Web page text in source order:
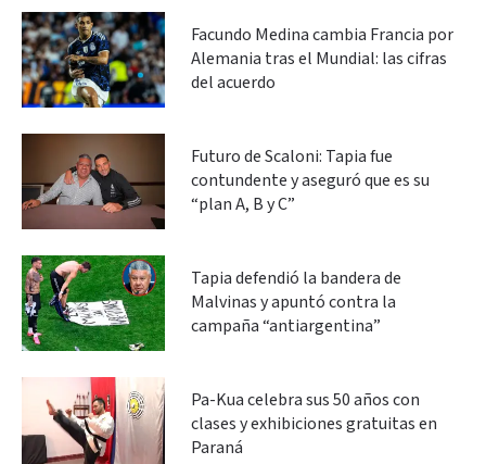
Facundo Medina cambia Francia por
Alemania tras el Mundial: las cifras
del acuerdo
Futuro de Scaloni: Tapia fue
contundente y aseguró que es su
“plan A, B y C”
Tapia defendió la bandera de
Malvinas y apuntó contra la
campaña “antiargentina”
Pa-Kua celebra sus 50 años con
clases y exhibiciones gratuitas en
Paraná